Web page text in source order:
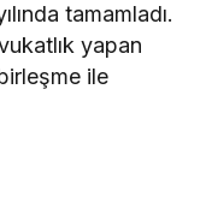
tamamladı.
yapan
ile